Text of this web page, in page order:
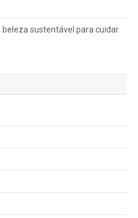
sustentável para cuidar